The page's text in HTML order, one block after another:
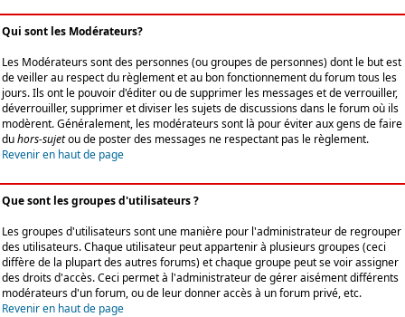
Qui sont les Modérateurs?
Les Modérateurs sont des personnes (ou groupes de personnes) dont le but est
de veiller au respect du règlement et au bon fonctionnement du forum tous les
jours. Ils ont le pouvoir d'éditer ou de supprimer les messages et de verrouiller,
déverrouiller, supprimer et diviser les sujets de discussions dans le forum où ils
modèrent. Généralement, les modérateurs sont là pour éviter aux gens de faire
duhors-sujetou de poster des messages ne respectant pas le règlement.
Revenir en haut de page
Que sont les groupes d'utilisateurs ?
Les groupes d'utilisateurs sont une manière pour l'administrateur de regrouper
des utilisateurs. Chaque utilisateur peut appartenir à plusieurs groupes (ceci
diffère de la plupart des autres forums) et chaque groupe peut se voir assigner
des droits d'accès. Ceci permet à l'administrateur de gérer aisément différents
modérateurs d'un forum, ou de leur donner accès à un forum privé, etc.
Revenir en haut de page